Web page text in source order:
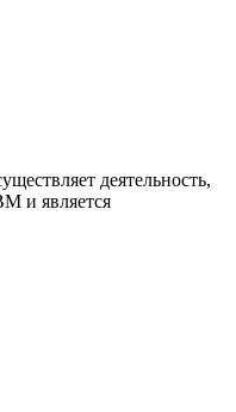
деятельность,
и является